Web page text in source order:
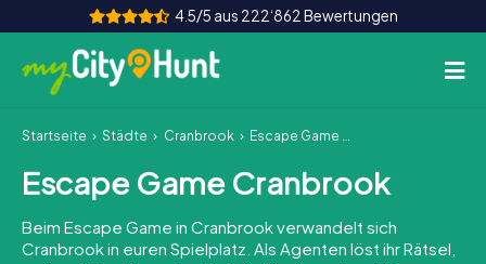
4.5/5 aus 222‘862 Bewertungen
So funktioniert's
Städte
Touren
Startseite Städte Cranbrook Escape Game Cranbrook
Escape Game Cranbrook
Beim Escape Game in Cranbrook verwandelt sich
Cranbrook in euren Spielplatz. Als Agenten löst ihr Rätsel,